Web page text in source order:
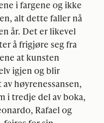
i fargene og ikke
alt dette faller nå
år. Det er likevel
å frigjøre seg fra
at kunsten
igjen og blir
høyrenessansen,
i tredje del av boka,
Rafael og